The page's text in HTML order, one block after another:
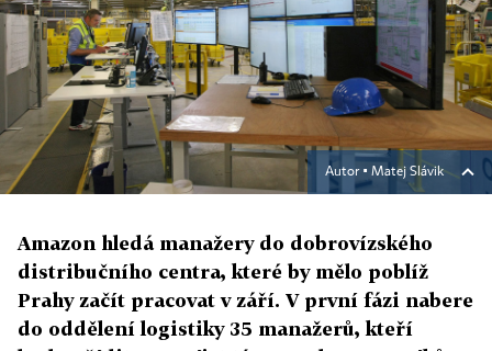
Autor ▪ Matej Slávik
Amazon hledá manažery do dobrovízského
distribučního centra, které by mělo poblíž
Prahy začít pracovat v září. V první fázi nabere
do oddělení logistiky 35 manažerů, kteří